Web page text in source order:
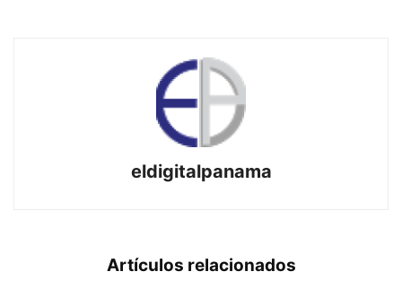
eldigitalpanama
Artículos relacionados